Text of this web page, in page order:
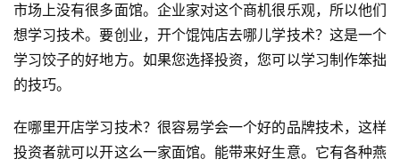
首
页
网
兼
职
市场上没有很多面馆。企业家对这个商机很乐观，所以他们
想学习技术。要创业，开个馄饨店去哪儿学技术？这是一个
学习饺子的好地方。如果您选择投资，您可以学习制作笨拙
的技巧。
在哪里开店学习技术？很容易学会一个好的品牌技术，这样
投资者就可以开这么一家面馆。能带来好生意。它有各种燕